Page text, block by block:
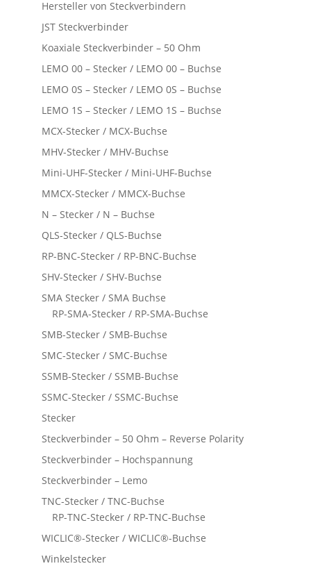
Hersteller von Steckverbindern
JST Steckverbinder
Koaxiale Steckverbinder – 50 Ohm
LEMO 00 – Stecker / LEMO 00 – Buchse
LEMO 0S – Stecker / LEMO 0S – Buchse
LEMO 1S – Stecker / LEMO 1S – Buchse
MCX-Stecker / MCX-Buchse
MHV-Stecker / MHV-Buchse
Mini-UHF-Stecker / Mini-UHF-Buchse
MMCX-Stecker / MMCX-Buchse
N – Stecker / N – Buchse
QLS-Stecker / QLS-Buchse
RP-BNC-Stecker / RP-BNC-Buchse
SHV-Stecker / SHV-Buchse
SMA Stecker / SMA Buchse
RP-SMA-Stecker / RP-SMA-Buchse
SMB-Stecker / SMB-Buchse
SMC-Stecker / SMC-Buchse
SSMB-Stecker / SSMB-Buchse
SSMC-Stecker / SSMC-Buchse
Stecker
Steckverbinder – 50 Ohm – Reverse Polarity
Steckverbinder – Hochspannung
Steckverbinder – Lemo
TNC-Stecker / TNC-Buchse
RP-TNC-Stecker / RP-TNC-Buchse
WICLIC®-Stecker / WICLIC®-Buchse
Winkelstecker